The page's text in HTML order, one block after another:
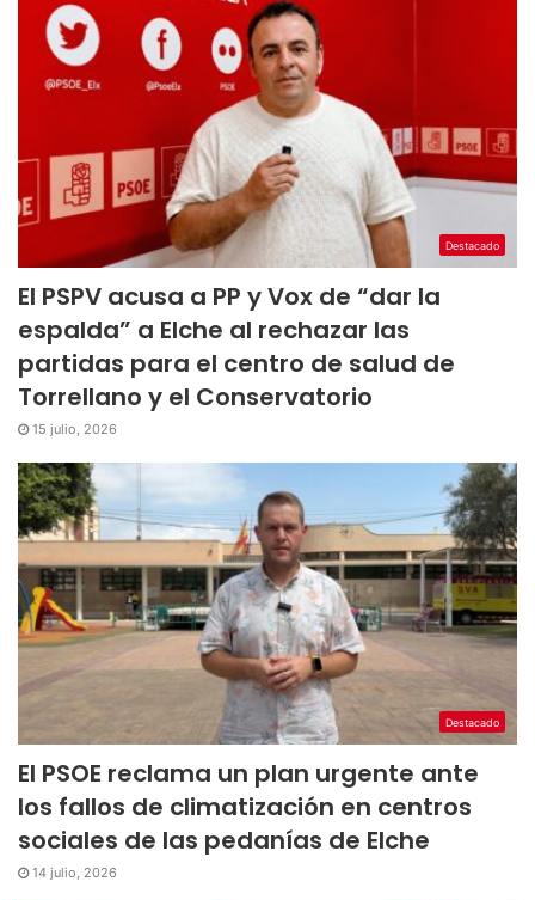
Destacado
El PSPV acusa a PP y Vox de “dar la
espalda” a Elche al rechazar las
partidas para el centro de salud de
Torrellano y el Conservatorio
15 julio, 2026
Destacado
El PSOE reclama un plan urgente ante
los fallos de climatización en centros
sociales de las pedanías de Elche
14 julio, 2026